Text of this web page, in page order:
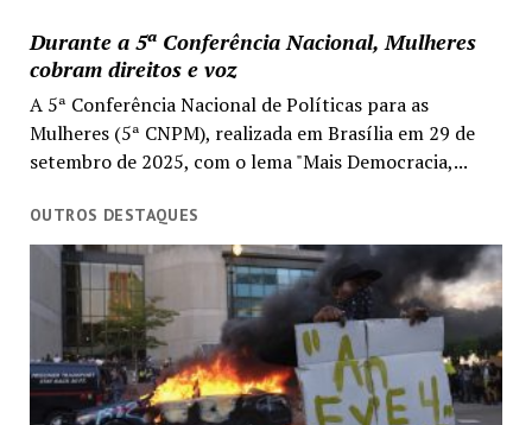
Durante a 5ª Conferência Nacional, Mulheres
cobram direitos e voz
A 5ª Conferência Nacional de Políticas para as
Mulheres (5ª CNPM), realizada em Brasília em 29 de
setembro de 2025, com o lema "Mais Democracia,...
OUTROS DESTAQUES